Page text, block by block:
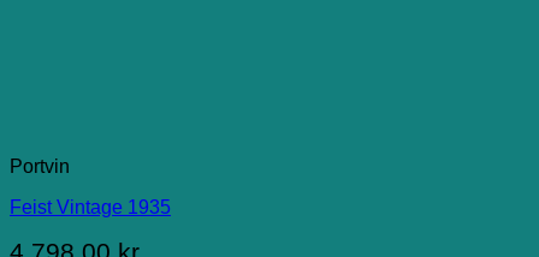
Portvin
Feist Vintage 1935
4.798,00 kr.